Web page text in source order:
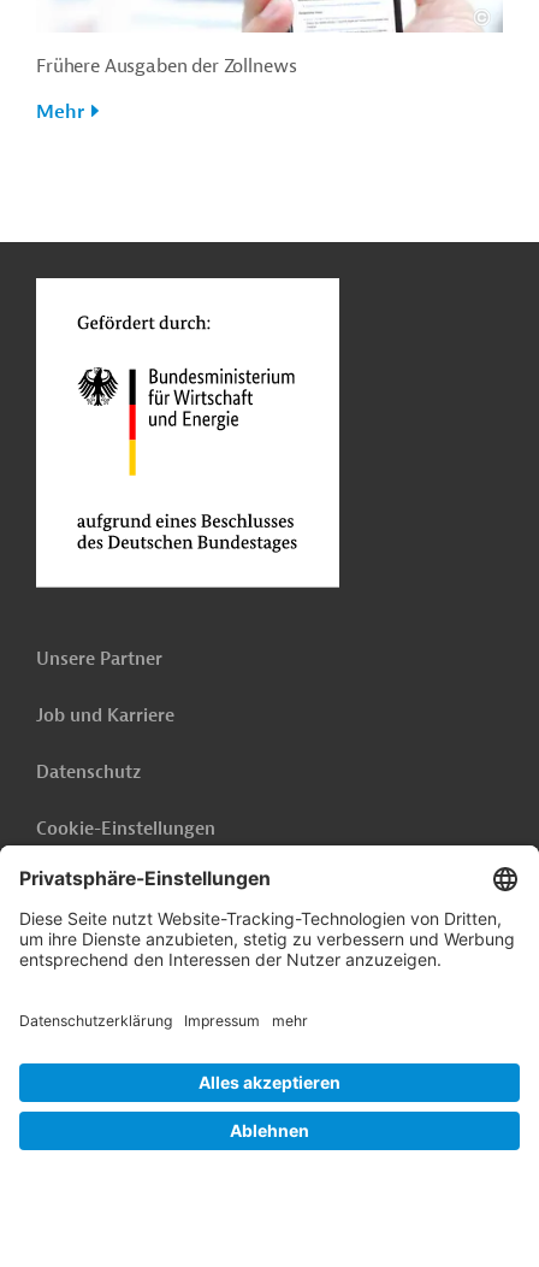
Frühere Ausgaben der Zollnews
Mehr
Unsere Partner
Job und Karriere
Datenschutz
Cookie-Einstellungen
Barrierefreiheit
Hinweisgebersystem